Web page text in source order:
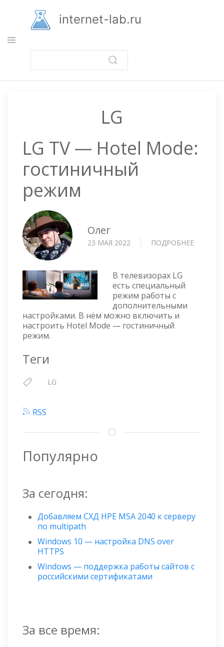
основному
содержанию
internet-lab.ru
LG
LG TV — Hotel Mode:
гостиничный
режим
Олег
23 МАЯ 2022 ПОДРОБНЕЕ
В телевизорах LG
есть специальный
режим работы с
дополнительными
настройками. В нём можно включить и
настроить Hotel Mode — гостиничный
режим.
Теги
LG
RSS
Популярно
За сегодня:
Добавляем СХД HPE MSA 2040 к серверу
по multipath
Windows 10 — настройка DNS over
HTTPS
Windows — поддержка работы сайтов с
российскими сертификатами
За все время: